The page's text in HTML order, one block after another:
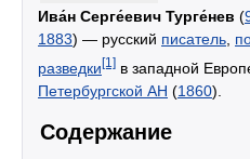
Ива́н Серге́евич Турге́нев (
1883) — русский писатель
разведки[1] в западной
Петербургской АН (1860).
Содержание